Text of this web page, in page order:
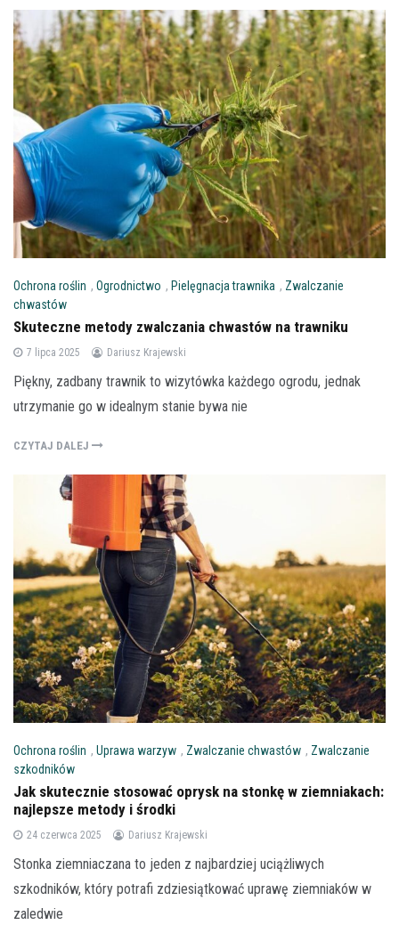
Ochrona roślin , Ogrodnictwo , Pielęgnacja trawnika , Zwalczanie
chwastów
Skuteczne metody zwalczania chwastów na trawniku
7 lipca 2025 Dariusz Krajewski
Piękny, zadbany trawnik to wizytówka każdego ogrodu, jednak
utrzymanie go w idealnym stanie bywa nie
CZYTAJ DALEJ
Ochrona roślin , Uprawa warzyw , Zwalczanie chwastów , Zwalczanie
szkodników
Jak skutecznie stosować oprysk na stonkę w ziemniakach:
najlepsze metody i środki
24 czerwca 2025 Dariusz Krajewski
Stonka ziemniaczana to jeden z najbardziej uciążliwych
szkodników, który potrafi zdziesiątkować uprawę ziemniaków w
zaledwie